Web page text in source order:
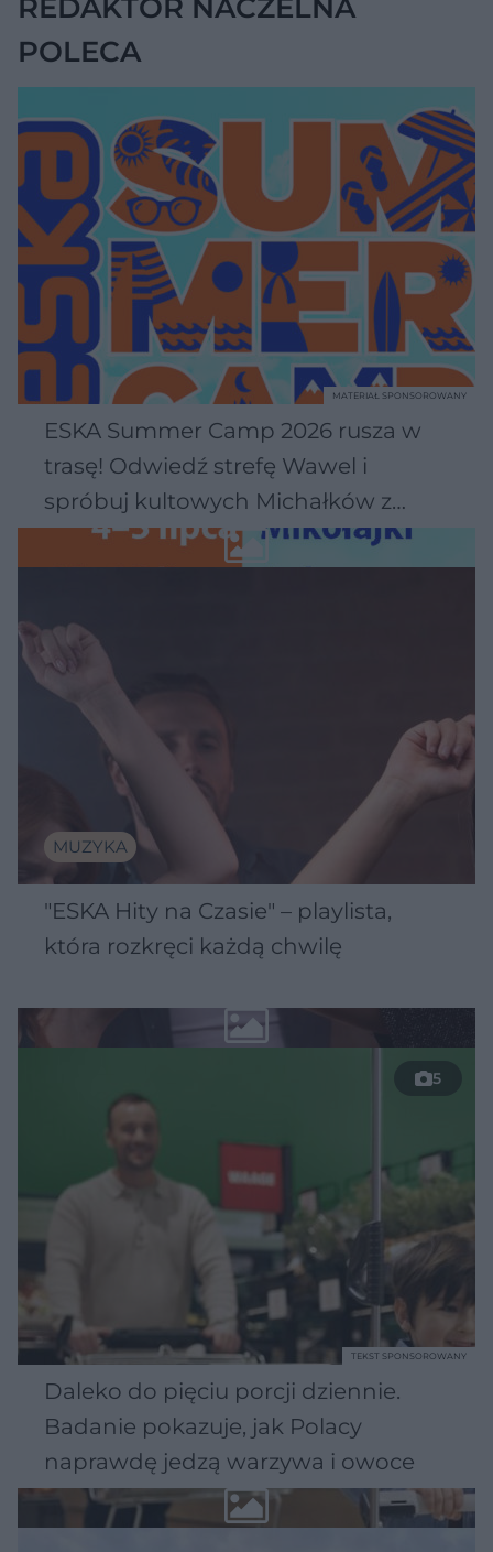
REDAKTOR NACZELNA
POLECA
ESKA Summer Camp 2026 rusza w
trasę! Odwiedź strefę Wawel i
spróbuj kultowych Michałków z
Wawelu
MATERIAŁ SPONSOROWANY
MUZYKA
"ESKA Hity na Czasie" – playlista,
która rozkręci każdą chwilę
5
Daleko do pięciu porcji dziennie.
Badanie pokazuje, jak Polacy
naprawdę jedzą warzywa i owoce
TEKST SPONSOROWANY